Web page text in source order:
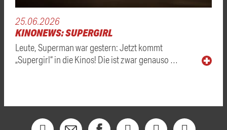
25.06.2026
KINONEWS: SUPERGIRL
Leute, Superman war gestern: Jetzt kommt
„Supergirl“ in die Kinos! Die ist zwar genauso …